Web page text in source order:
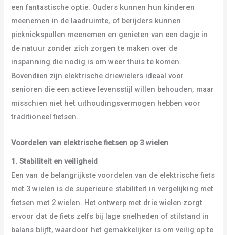
een fantastische optie. Ouders kunnen hun kinderen
meenemen in de laadruimte, of berijders kunnen
picknickspullen meenemen en genieten van een dagje in
de natuur zonder zich zorgen te maken over de
inspanning die nodig is om weer thuis te komen.
Bovendien zijn elektrische driewielers ideaal voor
senioren die een actieve levensstijl willen behouden, maar
misschien niet het uithoudingsvermogen hebben voor
traditioneel fietsen.
Voordelen van elektrische fietsen op 3 wielen
1. Stabiliteit en veiligheid
Een van de belangrijkste voordelen van de elektrische fiets
met 3 wielen is de superieure stabiliteit in vergelijking met
fietsen met 2 wielen. Het ontwerp met drie wielen zorgt
ervoor dat de fiets zelfs bij lage snelheden of stilstand in
balans blijft, waardoor het gemakkelijker is om veilig op te